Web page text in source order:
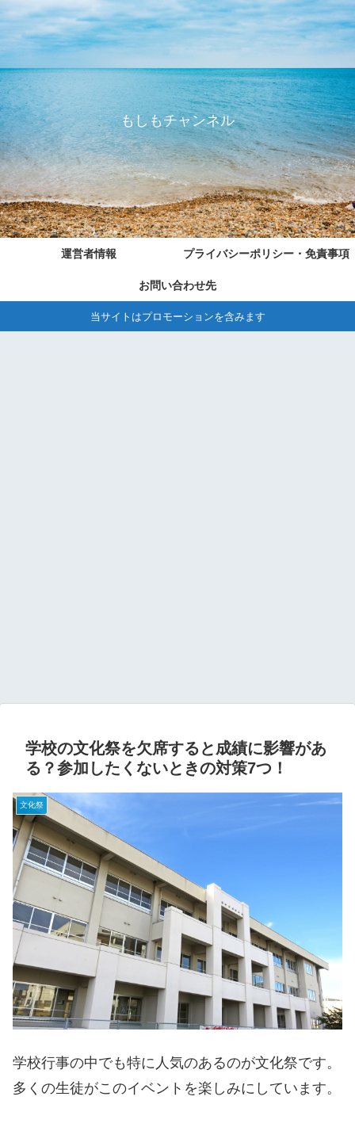
もしもチャンネル
運営者情報 プライバシーポリシー・免責事項
お問い合わせ先
当サイトはプロモーションを含みます
学校の文化祭を欠席すると成績に影響があ
る？参加したくないときの対策7つ！
文化祭
学校行事の中でも特に人気のあるのが文化祭です。
多くの生徒がこのイベントを楽しみにしています。